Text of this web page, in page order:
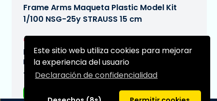
Este sitio web utiliza cookies para mejorar
la experiencia del usuario
Declaración de confidencialidad
Frame Arms Maqueta Plastic Model Kit
1/100 NSG-25y STRAUSS 15 cm
€37,95
Fecha de entrega prevista:
N/A
Tipo: